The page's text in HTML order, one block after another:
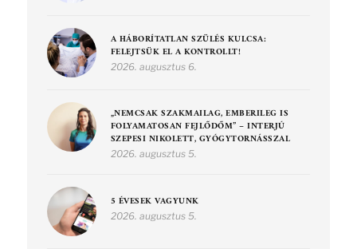
A HÁBORÍTATLAN SZÜLÉS KULCSA:
FELEJTSÜK EL A KONTROLLT!
2026. augusztus 6.
„NEMCSAK SZAKMAILAG, EMBERILEG IS
FOLYAMATOSAN FEJLŐDŐM” – INTERJÚ
SZEPESI NIKOLETT, GYÓGYTORNÁSSZAL
2026. augusztus 5.
5 ÉVESEK VAGYUNK
2026. augusztus 5.